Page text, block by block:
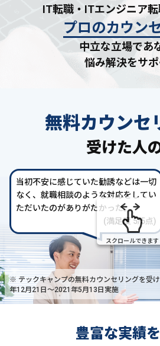
IT転職・ITエンジニア
プロのカウン
中立な立場であ
悩み解決をサ
無料カウンセ
受けた人
当初不安に感じていた勧誘などは一切
なく、就職相談のような対応をしてい
ただいたのがありがたかった。
(満足度 5/5点)
スクロールできます
※ テックキャンプの無料カウンセリングを受
年12月21日〜2021年5月13日実施
豊富な実績